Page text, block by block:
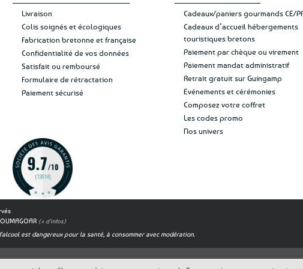
Livraison
Colis soignés et écologiques
Fabrication bretonne et française
Confidentialité de vos données
Satisfait ou remboursé
Formulaire de rétractation
Paiement sécurisé
Cadeaux/paniers gourmands CE/
Cadeaux d’accueil hébergements
touristiques bretons
Paiement par chèque ou virement
Paiement mandat administratif
Retrait gratuit sur Guingamp
Evénements et cérémonies
Composez votre coffret
Les codes promo
Nos univers
(+ d'infos)
est dangereux pour la santé, à consommer avec modération.